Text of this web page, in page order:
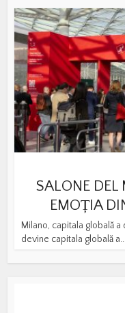
SALONE
EMOȚIA
Milano, capitala globală
devine capitala globală a...